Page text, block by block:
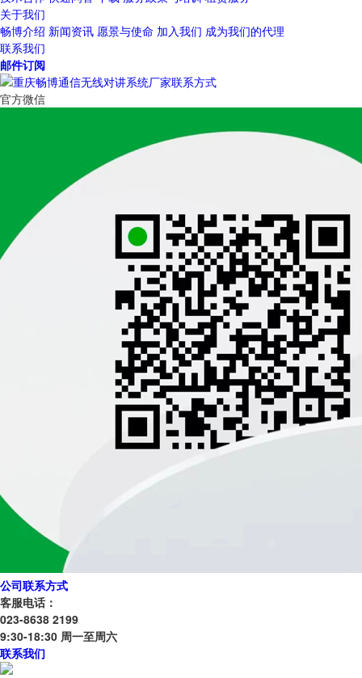
关于我们
畅博介绍 新闻资讯 愿景与使命 加入我们 成为我们的代理
联系我们
邮件订阅
官方微信
公司联系方式
客服电话：
023-8638 2199
9:30-18:30 周一至周六
联系我们